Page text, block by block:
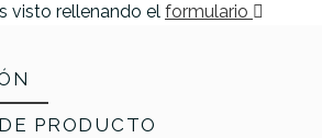
visto rellenando el formulario
PRODUCTO